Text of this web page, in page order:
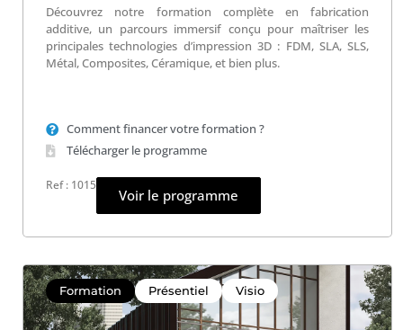
Découvrez notre formation complète en fabrication
additive, un parcours immersif conçu pour maîtriser les
principales technologies d’impression 3D : FDM, SLA, SLS,
Métal, Composites, Céramique, et bien plus.
Comment financer votre formation ?
Télécharger le programme
Ref : 1015
Voir le programme
Formation Présentiel Visio